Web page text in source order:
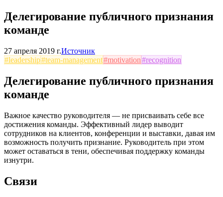
Делегирование публичного признания
команде
27 апреля 2019 г.Источник
#leadership#team-management#motivation#recognition
Делегирование публичного признания
команде
Важное качество руководителя — не присваивать себе все
достижения команды. Эффективный лидер выводит
сотрудников на клиентов, конференции и выставки, давая им
возможность получить признание. Руководитель при этом
может оставаться в тени, обеспечивая поддержку команды
изнутри.
Связи